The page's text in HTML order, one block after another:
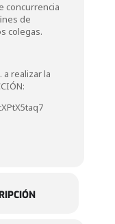
concurrencia
de
colegas.
realizar la